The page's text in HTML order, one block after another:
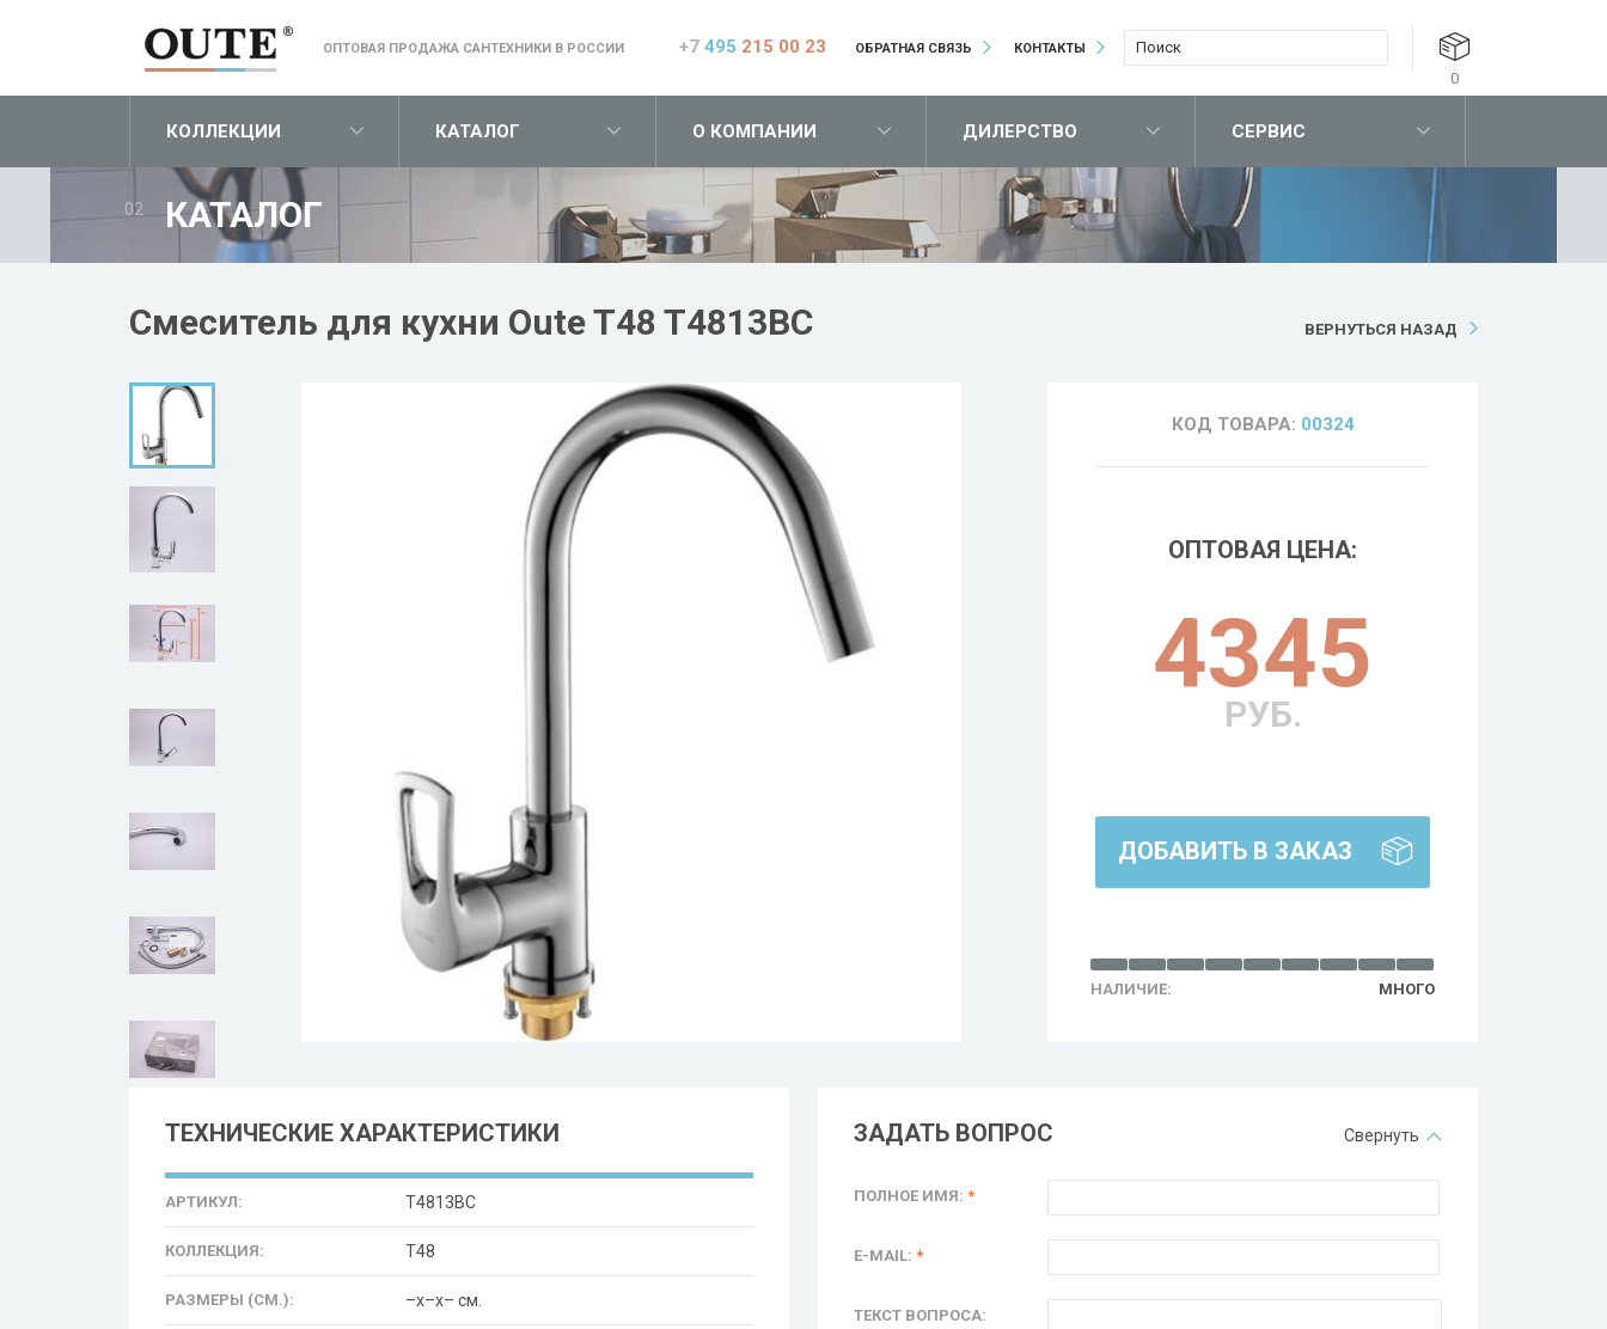
ОПТОВАЯ ПРОДАЖА САНТЕХНИКИ В РОССИИ +7 495 215 00 23 ОБРАТНАЯ СВЯЗЬ КОНТАКТЫ
0
КОЛЛЕКЦИИ КАТАЛОГ О КОМПАНИИ ДИЛЕРСТВО СЕРВИС
02 КАТАЛОГ
ВЕРНУТЬСЯ НАЗАД
Смеситель для кухни Oute T48 T4813BC
КОД ТОВАРА: 00324
ОПТОВАЯ ЦЕНА:
4345
РУБ.
ДОБАВИТЬ В ЗАКАЗ
НАЛИЧИЕ: МНОГО
ТЕХНИЧЕСКИЕ ХАРАКТЕРИСТИКИ
АРТИКУЛ: T4813BC
КОЛЛЕКЦИЯ: T48
РАЗМЕРЫ (СМ.): –x–x– см.
ЗАДАТЬ ВОПРОС Свернуть
ПОЛНОЕ ИМЯ: *
E-MAIL: *
ТЕКСТ ВОПРОСА: